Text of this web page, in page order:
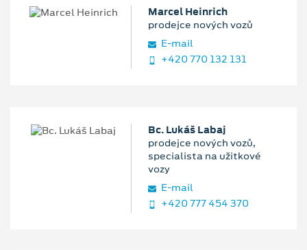
Marcel Heinrich
prodejce nových vozů
E‑mail
+420 770 132 131
Bc. Lukáš Labaj
prodejce nových vozů,
specialista na užitkové
vozy
E‑mail
+420 777 454 370